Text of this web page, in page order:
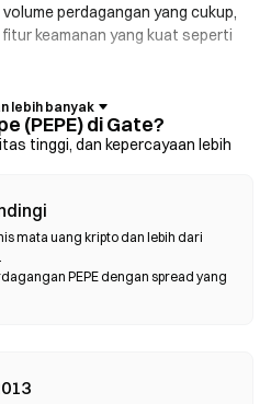
perdagangan yang cukup,
keamanan yang kuat seperti
self-custody. Dompet
menyimpan kunci pribadi
mendukung fiat on-ramp,
PEPE menggunakan kartu kredit
dahulu. Selalu cadangkan
dan verifikasi alamat kontrak
apa pun.
to-peer tanpa perantara. DEX
(PEPE) di Gate?
tinggi, dan kepercayaan lebih
mata uang kripto dan lebih dari
PEPE dengan spread yang